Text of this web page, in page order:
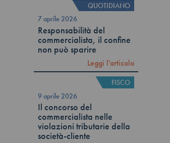
QUOTIDIANO
7 aprile 2026
Responsabilità del
commercialista, il confine
non può sparire
Leggi l'articolo
FISCO
9 aprile 2026
Il concorso del
commercialista nelle
violazioni tributarie della
società-cliente